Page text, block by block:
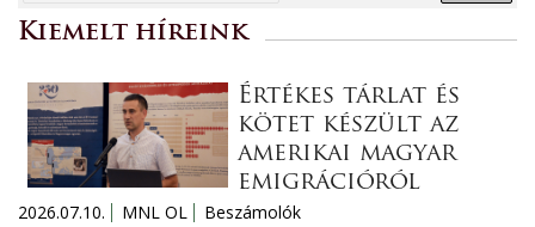
Kiemelt híreink
Értékes tárlat és
kötet készült az
amerikai magyar
emigrációról
2026.07.10. MNL OL
Beszámolók